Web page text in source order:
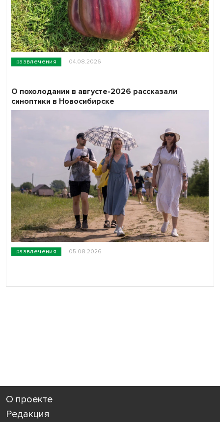
развлечения 04.08.2026
развлечения 05.08.2026
О похолодании в августе-2026 рассказали
синоптики в Новосибирске
О проекте
Редакция